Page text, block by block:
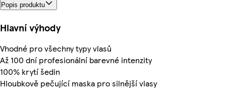
Popis produktu
Hlavní výhody
Vhodné pro všechny typy vlasů
Až 100 dní profesionální barevné intenzity
100% krytí šedin
Hloubkově pečující maska pro silnější vlasy